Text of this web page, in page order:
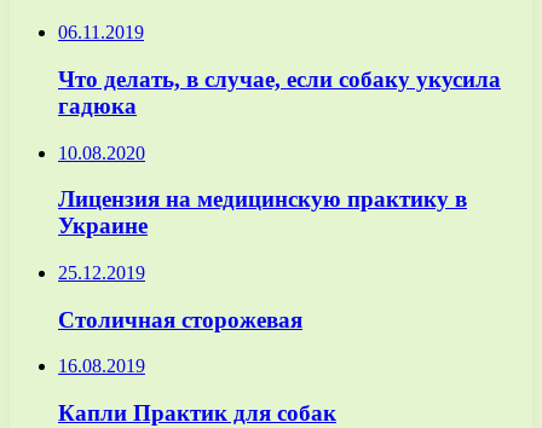
06.11.2019
Что делать, в случае, если собаку укусила
гадюка
10.08.2020
Лицензия на медицинскую практику в
Украине
25.12.2019
Столичная сторожевая
16.08.2019
Капли Практик для собак